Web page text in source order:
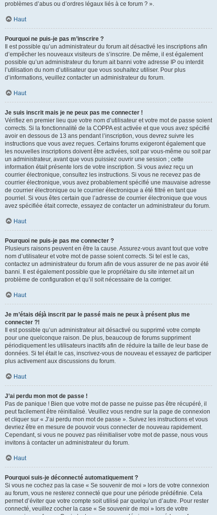
problèmes d’abus ou d’ordres légaux liés à ce forum ? ».
Haut
Pourquoi ne puis-je pas m’inscrire ?
Il est possible qu’un administrateur du forum ait désactivé les inscriptions afin
d’empêcher les nouveaux visiteurs de s’inscrire. De même, il est également
possible qu’un administrateur du forum ait banni votre adresse IP ou interdit
l’utilisation du nom d’utilisateur que vous souhaitez utiliser. Pour plus
d’informations, veuillez contacter un administrateur du forum.
Haut
Je suis inscrit mais je ne peux pas me connecter !
Vérifiez en premier lieu que votre nom d’utilisateur et votre mot de passe soient
corrects. Si la fonctionnalité de la COPPA est activée et que vous avez spécifié
avoir en dessous de 13 ans pendant l’inscription, vous devrez suivre les
instructions que vous avez reçues. Certains forums exigeront également que
les nouvelles inscriptions doivent être activées, soit par vous-même ou soit par
un administrateur, avant que vous puissiez ouvrir une session ; cette
information était présente lors de votre inscription. Si vous aviez reçu un
courrier électronique, consultez les instructions. Si vous ne recevez pas de
courrier électronique, vous avez probablement spécifié une mauvaise adresse
de courrier électronique ou le courrier électronique a été filtré en tant que
pourriel. Si vous êtes certain que l’adresse de courrier électronique que vous
avez spécifiée était correcte, essayez de contacter un administrateur du forum.
Haut
Pourquoi ne puis-je pas me connecter ?
Plusieurs raisons peuvent en être la cause. Assurez-vous avant tout que votre
nom d’utilisateur et votre mot de passe soient corrects. Si tel est le cas,
contactez un administrateur du forum afin de vous assurer de ne pas avoir été
banni. Il est également possible que le propriétaire du site internet ait un
problème de configuration et qu’il soit nécessaire de la corriger.
Haut
Je m’étais déjà inscrit par le passé mais ne peux à présent plus me
connecter ?!
Il est possible qu’un administrateur ait désactivé ou supprimé votre compte
pour une quelconque raison. De plus, beaucoup de forums suppriment
périodiquement les utilisateurs inactifs afin de réduire la taille de leur base de
données. Si tel était le cas, inscrivez-vous de nouveau et essayez de participer
plus activement aux discussions du forum.
Haut
J’ai perdu mon mot de passe !
Pas de panique ! Bien que votre mot de passe ne puisse pas être récupéré, il
peut facilement être réinitialisé. Veuillez vous rendre sur la page de connexion
et cliquer sur « J’ai perdu mon mot de passe ». Suivez les instructions et vous
devriez être en mesure de pouvoir vous connecter de nouveau rapidement.
Cependant, si vous ne pouvez pas réinitialiser votre mot de passe, nous vous
invitons à contacter un administrateur du forum.
Haut
Pourquoi suis-je déconnecté automatiquement ?
Si vous ne cochez pas la case « Se souvenir de moi » lors de votre connexion
au forum, vous ne resterez connecté que pour une période prédéfinie. Cela
permet d’éviter que votre compte soit utilisé par quelqu’un d’autre. Pour rester
connecté, veuillez cocher la case « Se souvenir de moi » lors de votre